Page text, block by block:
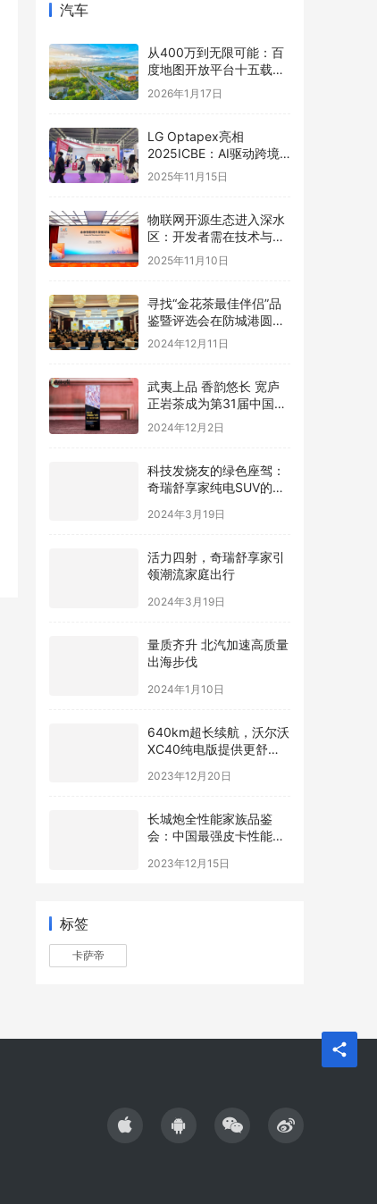
汽车
从400万到无限可能：百
度地图开放平台十五载，
以全栈AI能力矩阵赋能产
业智能跃迁
2026年1月17日
LG Optapex亮相
2025ICBE：AI驱动跨境
新增长，携手卖家共赢全
2025年11月15日
物联网开源生态进入深水
区：开发者需在技术与商
业的夹缝中寻找破局之道
2025年11月10日
寻找“金花茶最佳伴侣”品
鉴暨评选会在防城港圆满
举办，年度最佳配方诞生
2024年12月11日
武夷上品 香韵悠长 宽庐
正岩茶成为第31届中国国
际广告节唯一指定茶叶品
2024年12月2日
科技发烧友的绿色座驾：
奇瑞舒享家纯电SUV的智
2024年3月19日
活力四射，奇瑞舒享家引
领潮流家庭出行
2024年3月19日
量质齐升 北汽加速高质量
出海步伐
2024年1月10日
640km超长续航，沃尔沃
XC40纯电版提供更舒适
2023年12月20日
长城炮全性能家族品鉴
会：中国最强皮卡性能战
2023年12月15日
标签
卡萨帝